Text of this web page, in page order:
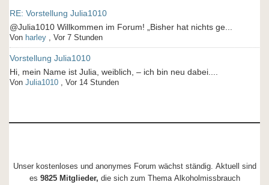
RE: Vorstellung Julia1010
@Julia1010 Willkommen im Forum! „Bisher hat nichts ge...
Von harley , Vor 7 Stunden
Vorstellung Julia1010
Hi, mein Name ist Julia, weiblich, – ich bin neu dabei....
Von Julia1010 , Vor 14 Stunden
Unser kostenloses und anonymes Forum wächst ständig. Aktuell sind
es 9825 Mitglieder, die sich zum Thema Alkoholmissbrauch